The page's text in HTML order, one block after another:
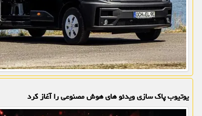
یوتیوب پاک سازی ویدئو های هوش مصنوعی را آغاز کرد